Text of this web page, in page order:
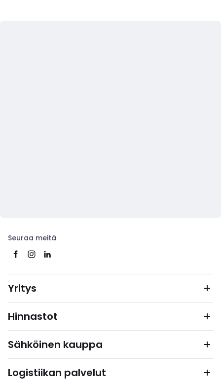
Seuraa meitä
Yritys
Hinnastot
Sähköinen kauppa
Logistiikan palvelut